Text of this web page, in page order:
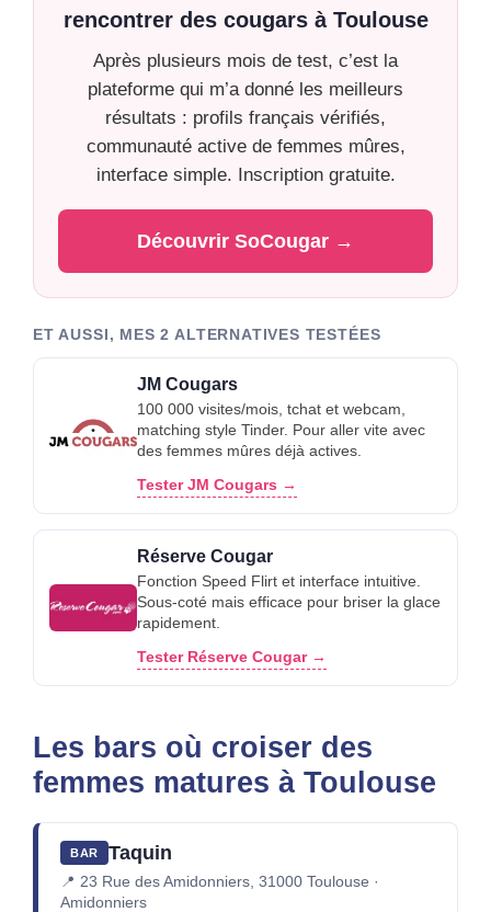
rencontrer des cougars à Toulouse
Après plusieurs mois de test, c’est la
plateforme qui m’a donné les meilleurs
résultats : profils français vérifiés,
communauté active de femmes mûres,
interface simple. Inscription gratuite.
Découvrir SoCougar →
ET AUSSI, MES 2 ALTERNATIVES TESTÉES
JM Cougars
100 000 visites/mois, tchat et webcam,
matching style Tinder. Pour aller vite avec
des femmes mûres déjà actives.
Tester JM Cougars →
Réserve Cougar
Fonction Speed Flirt et interface intuitive.
Sous-coté mais efficace pour briser la glace
rapidement.
Tester Réserve Cougar →
Les bars où croiser des
femmes matures à Toulouse
BAR Taquin
📍 23 Rue des Amidonniers, 31000 Toulouse ·
Amidonniers